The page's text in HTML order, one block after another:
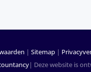
|Sitemap |
| Deze website is